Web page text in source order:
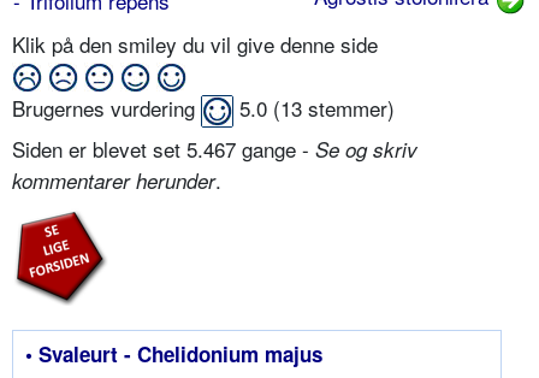
Klik på den smiley du vil give denne side
Brugernes vurdering 5.0 (13 stemmer)
Siden er blevet set 5.467 gange - Se og skriv
kommentarer herunder.
• Svaleurt - Chelidonium majus